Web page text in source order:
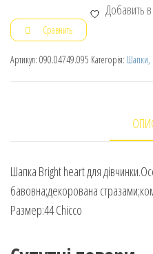
Добавить
Сравнить
Артикул: 090.04749.095 Категорія: Шапки,
Шапка Bright heart для
бавовна;декорована
Размер:44 Chicco